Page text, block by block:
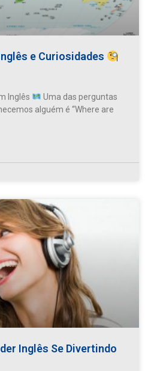
e Curiosidades
Inglês
Uma das perguntas
alguém é “Where are
Inglês Se Divertindo